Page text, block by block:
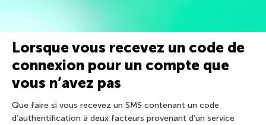
Lorsque vous recevez un code de
connexion pour un compte que
vous n’avez pas
Que faire si vous recevez un SMS contenant un code
d’authentification à deux facteurs provenant d’un service